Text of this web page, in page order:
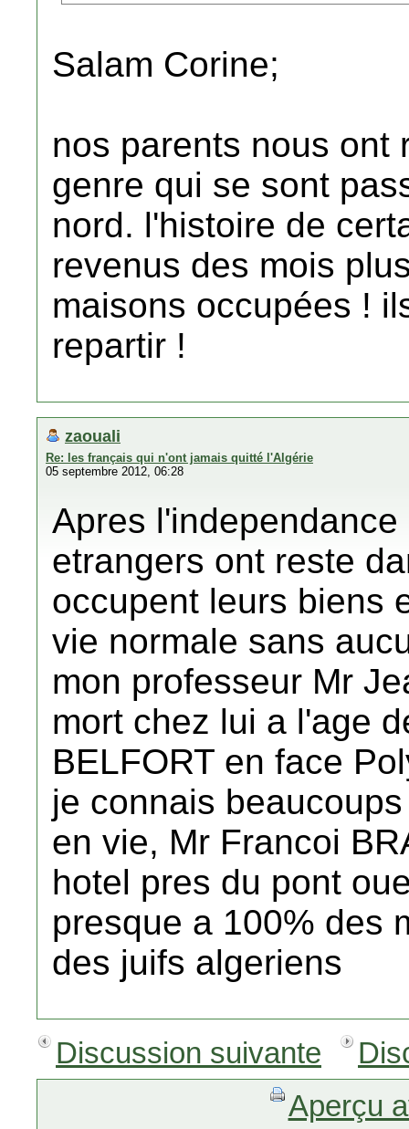
Salam Corine;
nos parents nous ont
genre qui se sont
nord. l'histoire de
revenus des mois
maisons occupées !
repartir !
zaouali
Re: les français qui n'ont jamais quitté l'Algérie
05 septembre 2012, 06:28
Apres
etrangers ont reste
occupent leurs biens
vie normale sans
mon professeur Mr
mort chez lui a l'age
BELFORT en face
je connais
en vie, Mr Francoi
hotel pres du pont
presque a 100% des
des juifs algeriens
Discussion suivante
Aperçu